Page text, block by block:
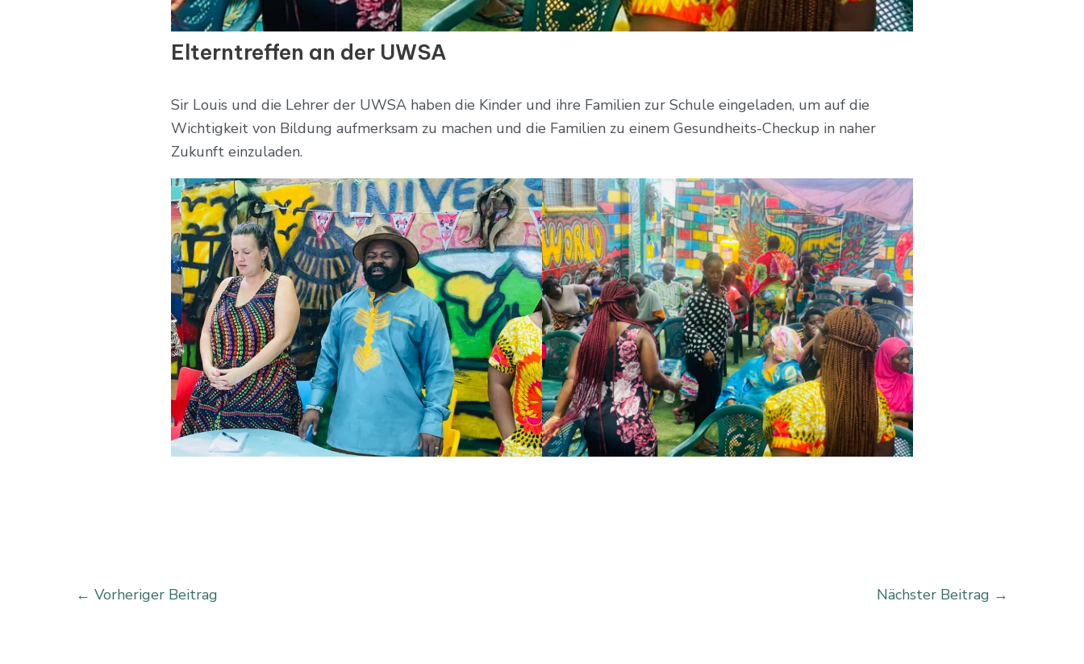
Elterntreffen an der UWSA
Sir Louis und die Lehrer der UWSA haben die Kinder und ihre Familien zur Schule eingeladen, um auf die
Wichtigkeit von Bildung aufmerksam zu machen und die Familien zu einem Gesundheits-Checkup in naher
Zukunft einzuladen.
← Vorheriger Beitrag Nächster Beitrag →